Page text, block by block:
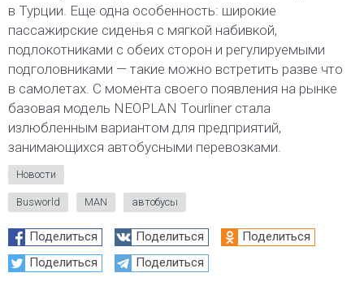
в Турции. Еще одна особенность: широкие
пассажирские сиденья с мягкой набивкой,
подлокотниками с обеих сторон и регулируемыми
подголовниками — такие можно встретить разве что
в самолетах. С момента своего появления на рынке
базовая модель NEOPLAN Tourliner стала
излюбленным вариантом для предприятий,
занимающихся автобусными перевозками.
Новости
Busworld MAN автобусы
Поделиться Поделиться
Поделиться
Поделиться
Поделиться